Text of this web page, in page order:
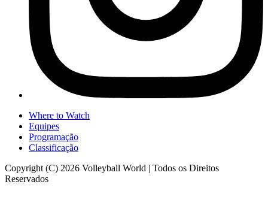
Where to Watch
Equipes
Programação
Classificação
Copyright (C) 2026 Volleyball World | Todos os Direitos
Reservados